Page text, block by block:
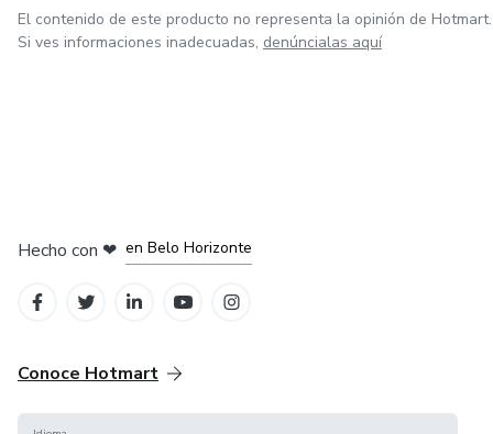
El contenido de este producto no representa la opinión de Hotmart.
Si ves informaciones inadecuadas, denúncialas aquí
Hecho con ❤ en Belo Horizonte
Conoce Hotmart